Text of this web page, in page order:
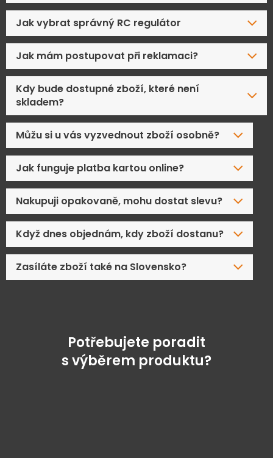
Jak vybrat správný RC regulátor
Jak mám postupovat při reklamaci?
Kdy bude dostupné zboží, které není
skladem?
Můžu si u vás vyzvednout zboží osobně?
Jak funguje platba kartou online?
Nakupuji opakovaně, mohu dostat slevu?
Když dnes objednám, kdy zboží dostanu?
Zasíláte zboží také na Slovensko?
Potřebujete poradit
s výběrem produktu?